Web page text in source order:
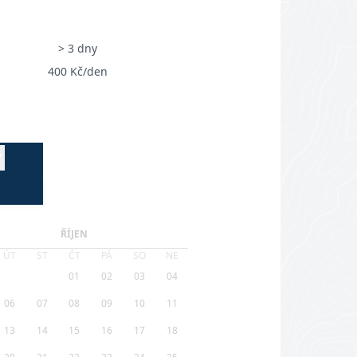
> 3 dny
400 Kč/den
ŘÍJEN
ÚT ST ČT PÁ SO
NE
01
02 03
04
06 07 08 09 10
11
13 14 15 16 17
18